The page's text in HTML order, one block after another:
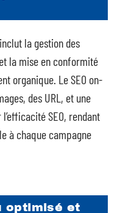
la gestion des
la mise en conformité
organique. Le SEO on-
des URL, et une
SEO, rendant
à chaque campagne
optimisé et